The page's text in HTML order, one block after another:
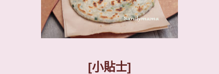
[小貼士]